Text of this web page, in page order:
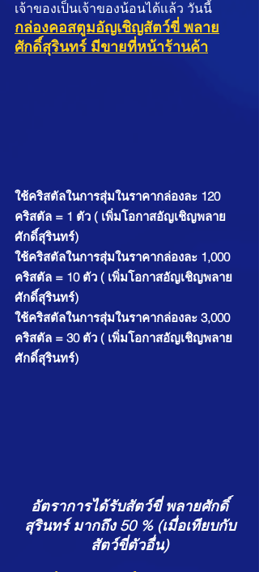
เจ้าของเป็นเจ้าของน้อนได้เเล้ว วันนี้
กล่องคอสตูมอัญเชิญสัตว์ขี่ พลาย
ศักดิ์สุรินทร์ มีขายที่หน้าร้านค้า
ใช้คริสตัลในการสุ่มในราคากล่องละ 120
คริสตัล = 1 ตัว ( เพิ่มโอกาสอัญเชิญพลาย
ศักดิ์สุรินทร์)
ใช้คริสตัลในการสุ่มในราคากล่องละ 1,000
คริสตัล = 10 ตัว ( เพิ่มโอกาสอัญเชิญพลาย
ศักดิ์สุรินทร์)
ใช้คริสตัลในการสุ่มในราคากล่องละ 3,000
คริสตัล = 30 ตัว ( เพิ่มโอกาสอัญเชิญพลาย
ศักดิ์สุรินทร์)
อัตราการได้รับสัตว์ขี่ พลายศักดิ์
สุรินทร์ มากถึง 50 % (เมื่อเทียบกับ
สัตว์ขี่ตัวอื่น)